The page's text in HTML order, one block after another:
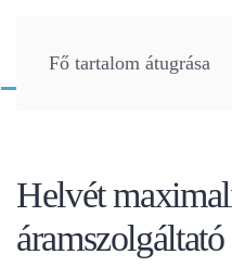
Fő tartalom átugrása
Helvét